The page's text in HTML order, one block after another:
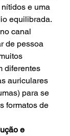
e uma
equilibrada.
canal
de pessoa
diferentes
auriculares
para se
formatos de
e